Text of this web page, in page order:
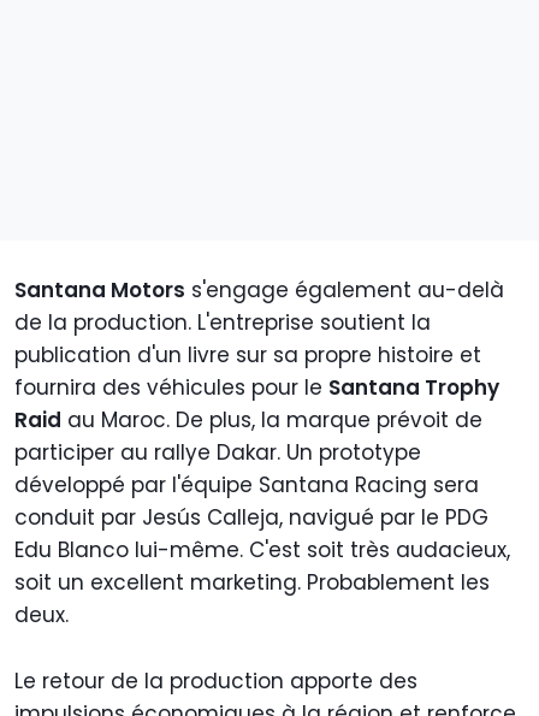
Santana Motors s'engage également au-delà
de la production. L'entreprise soutient la
publication d'un livre sur sa propre histoire et
fournira des véhicules pour le Santana Trophy
Raid au Maroc. De plus, la marque prévoit de
participer au rallye Dakar. Un prototype
développé par l'équipe Santana Racing sera
conduit par Jesús Calleja, navigué par le PDG
Edu Blanco lui-même. C'est soit très audacieux,
soit un excellent marketing. Probablement les
deux.
Le retour de la production apporte des